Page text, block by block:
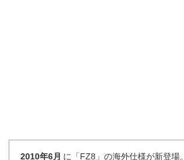
2010年6月 に「FZ8」の海外仕様が新登場。